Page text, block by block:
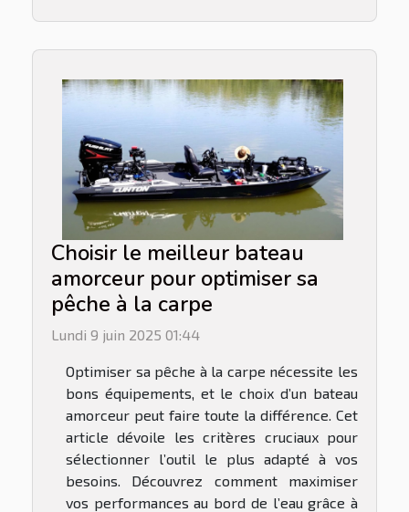
Choisir le meilleur bateau
amorceur pour optimiser sa
pêche à la carpe
Lundi 9 juin 2025 01:44
Optimiser sa pêche à la carpe nécessite les
bons équipements, et le choix d’un bateau
amorceur peut faire toute la différence. Cet
article dévoile les critères cruciaux pour
sélectionner l’outil le plus adapté à vos
besoins. Découvrez comment maximiser
vos performances au bord de l’eau grâce à